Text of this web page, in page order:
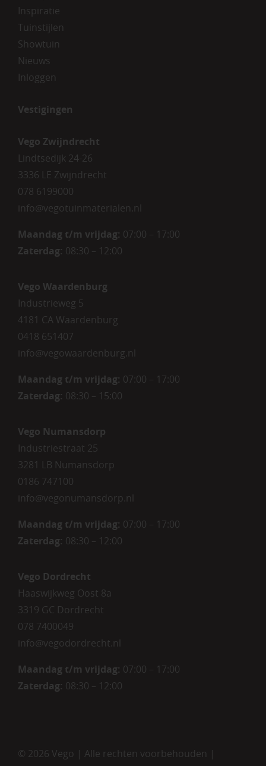
Inspiratie
Tuinstijlen
Showtuin
Nieuws
Inloggen
Vestigingen
Vego Zwijndrecht
Lindtsedijk 24-26
3336 LE Zwijndrecht
078 6199000
info@vegotuinmaterialen.nl
Maandag t/m vrijdag: 07:00 – 17:00
Zaterdag: 08:30 – 12:00
Vego Waardenburg
Industrieweg 5
4181 CA Waardenburg
0418 651407
info@vegowaardenburg.nl
Maandag t/m vrijdag: 07:00 – 17:00
Zaterdag: 08:30 – 15:00
Vego Numansdorp
Industriestraat 25
3281 LB Numansdorp
0186 747100
info@vegonumansdorp.nl
Maandag t/m vrijdag: 07:00 – 17:00
Zaterdag: 08:30 – 12:00
Vego Dordrecht
Haaswijkweg Oost 8a
3319 GC Dordrecht
078 7400049
info@vegodordrecht.nl
Maandag t/m vrijdag: 07:00 – 17:00
Zaterdag: 08:30 – 12:00
© 2026 Vego | Alle rechten voorbehouden |